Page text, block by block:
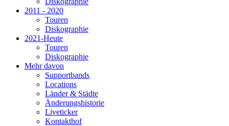
2011 - 2020
Touren
Diskographie
2021-Heute
Touren
Diskographie
Mehr davon
Supportbands
Locations
Länder & Städte
Änderungshistorie
Liveticker
Kontakthof